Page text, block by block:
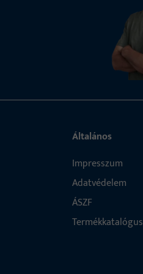
Általános
Impresszum
Adatvédelem
ÁSZF
Termékkatalógus